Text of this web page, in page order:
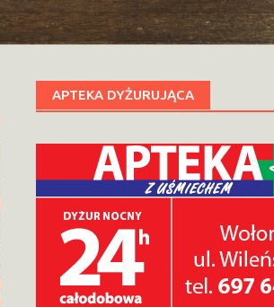
APTEKA DYŻURUJĄCA